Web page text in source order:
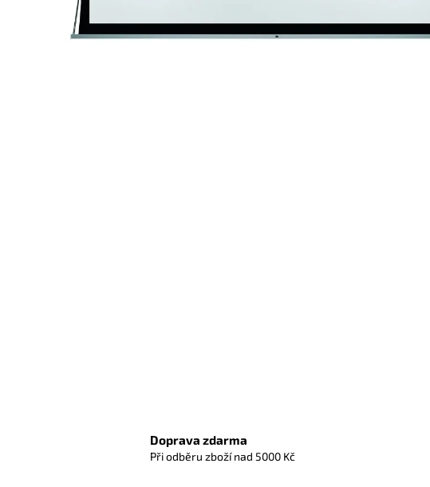
Doprava zdarma
Při odběru zboží nad 5000 Kč